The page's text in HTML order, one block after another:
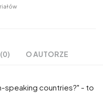
O AUTORZE
speaking countries?" - to